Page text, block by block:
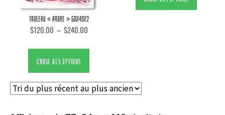
TABLEAU « ARBRE » 60X40X2
$120.00 – $240.00
CHOIX DES OPTIONS